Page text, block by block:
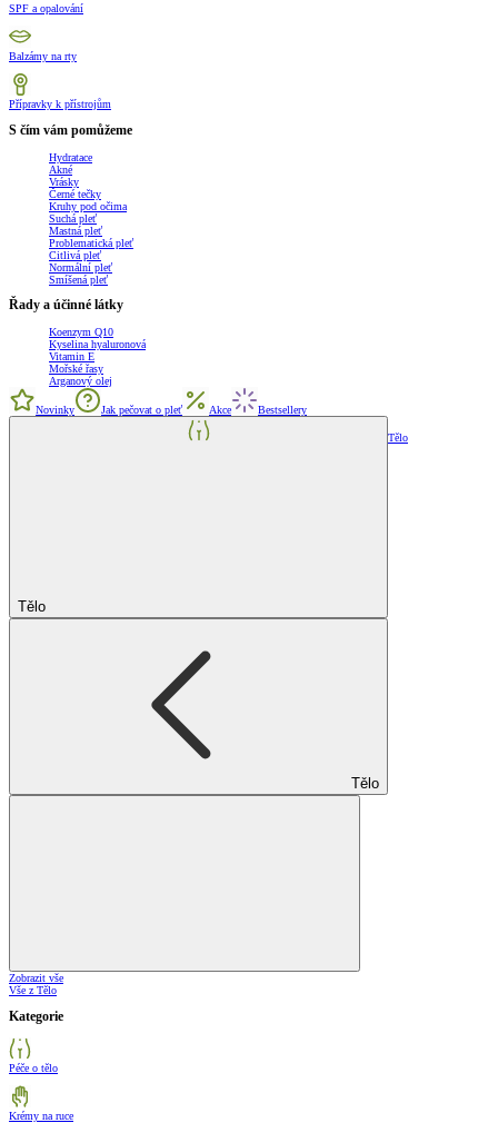
SPF a opalování
Balzámy na rty
Přípravky k přístrojům
S čím vám pomůžeme
Hydratace
Akné
Vrásky
Černé tečky
Kruhy pod očima
Suchá pleť
Mastná pleť
Problematická pleť
Citlivá pleť
Normální pleť
Smíšená pleť
Řady a účinné látky
Koenzym Q10
Kyselina hyaluronová
Vitamin E
Mořské řasy
Arganový olej
Novinky Jak pečovat o pleť Akce Bestsellery
Tělo
Tělo
Tělo
Zobrazit vše
Vše z Tělo
Kategorie
Péče o tělo
Krémy na ruce